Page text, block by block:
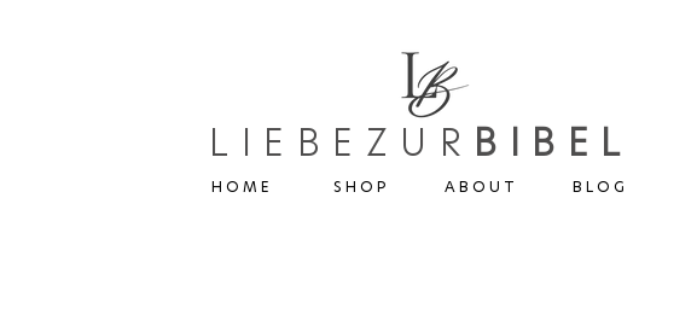
LIEBEZUR BIBEL
H O M E S H O P A B O U T B L O G